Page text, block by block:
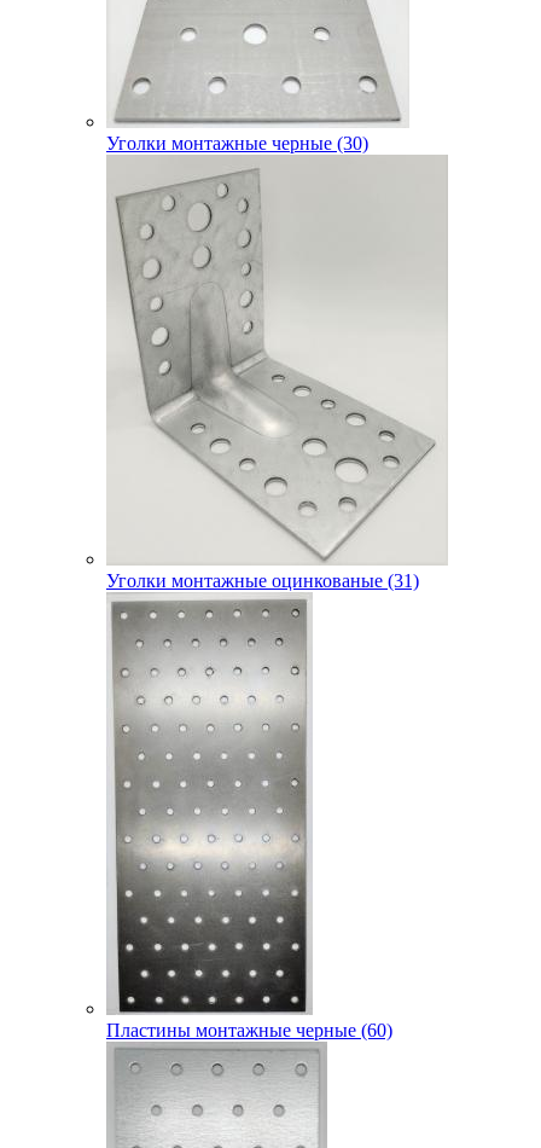
Уголки монтажные черные (30)
Уголки монтажные оцинкованые (31)
Пластины монтажные черные (60)